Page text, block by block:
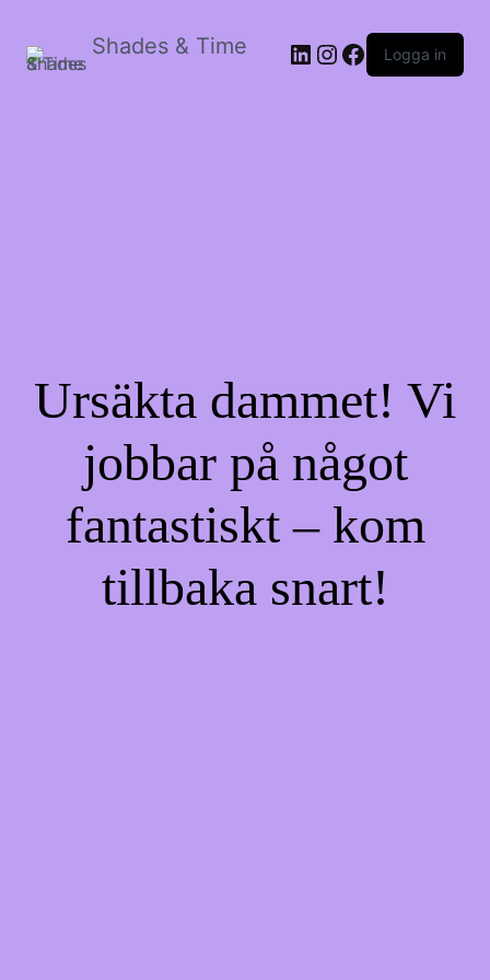
Shades & Time LinkedIn
Instagram
Facebook
Logga in
Ursäkta dammet! Vi
jobbar på något
fantastiskt – kom
tillbaka snart!